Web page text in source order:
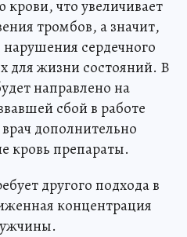
что увеличивает
тромбов, а значит,
сердечного
для жизни состояний. В
направлено на
сбой в работе
дополнительно
кровь препараты.
другого подхода в
концентрация